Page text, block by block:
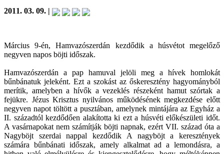
2011. 03. 09. |
Március 9-én, Hamvazószerdán kezdődik a húsvétot megelőző
negyven napos böjti időszak.
Hamvazószerdán a pap hamuval jelöli meg a hívek homlokát
bűnbánatuk jeleként. Ezt a szokást az őskeresztény hagyományból
merítik, amelyben a hívők a vezeklés részeként hamut szórtak a
fejükre. Jézus Krisztus nyilvános működésének megkezdése előtt
negyven napot töltött a pusztában, amelynek mintájára az Egyház a
II. századtól kezdődően alakította ki ezt a húsvéti előkészületi időt.
A vasárnapokat nem számítják böjti napnak, ezért VII. század óta a
Nagyböjt szerdai nappal kezdődik A nagyböjt a keresztények
számára bűnbánati időszak, amely alkalmat ad a lemondásra, a